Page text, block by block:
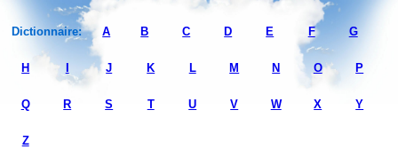
Dictionnaire: A B C D E F G
H J K L M N O P
Q R S T U V W X Y
Z